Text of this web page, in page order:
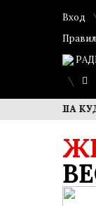
Вход
ДИМАША